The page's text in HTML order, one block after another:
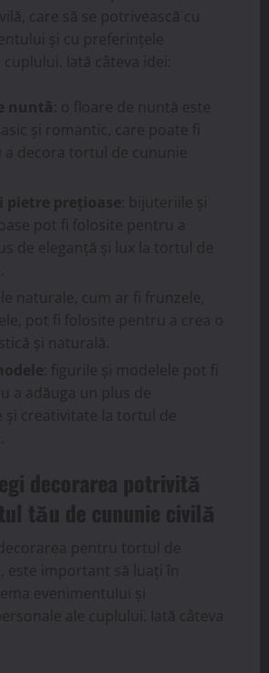
care să se potrivească cu
și cu preferințele
Iată câteva idei:
nuntă : o floare de nuntă este
și romantic, care poate fi
decora tortul de cununie
pietre prețioase : bijuteriile și
pot fi folosite pentru a
de eleganță și lux la tortul de
naturale, cum ar fi frunzele,
pot fi folosite pentru a crea o
și naturală.
: figurile și modelele pot fi
a adăuga un plus de
și creativitate la tortul de
decorarea potrivită
tău de cununie civilă
pentru tortul de
este important să luați în
evenimentului și
ale cuplului. Iată câteva